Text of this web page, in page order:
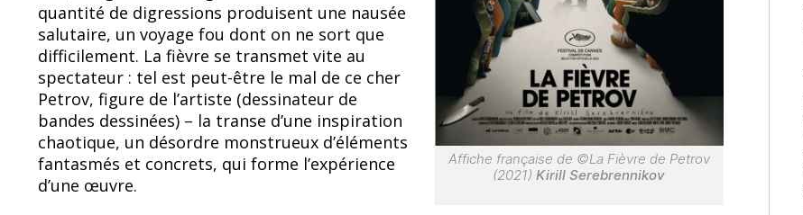
Affiche française de ©La Fièvre de Petrov
(2021) Kirill Serebrennikov
quantité de digressions produisent une nausée
salutaire, un voyage fou dont on ne sort que
difficilement. La fièvre se transmet vite au
spectateur : tel est peut-être le mal de ce cher
Petrov, figure de l’artiste (dessinateur de
bandes dessinées) – la transe d’une inspiration
chaotique, un désordre monstrueux d’éléments
fantasmés et concrets, qui forme l’expérience
d’une œuvre.